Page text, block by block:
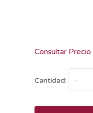
Consultar Precio
Cantidad: